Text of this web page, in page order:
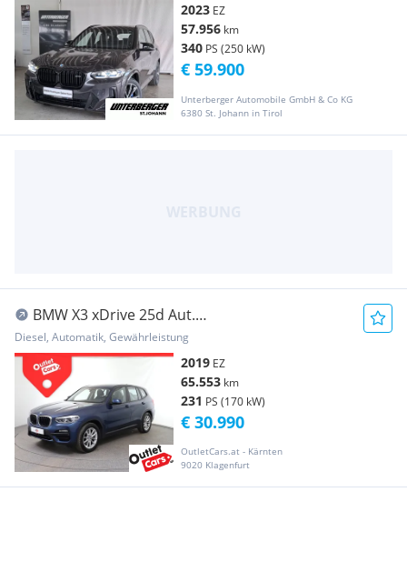
2023 EZ
57.956 km
340 PS (250 kW)
Unterberger Automobile GmbH & Co KG
6380 St. Johann in Tirol
€ 59.900
BMW X3 xDrive 25d Aut.
LED+LEDER+NAV+FERNLICHTASSIST
Diesel, Automatik, Gewährleistung
2019 EZ
65.553 km
231 PS (170 kW)
OutletCars.at - Kärnten
9020 Klagenfurt
€ 30.990